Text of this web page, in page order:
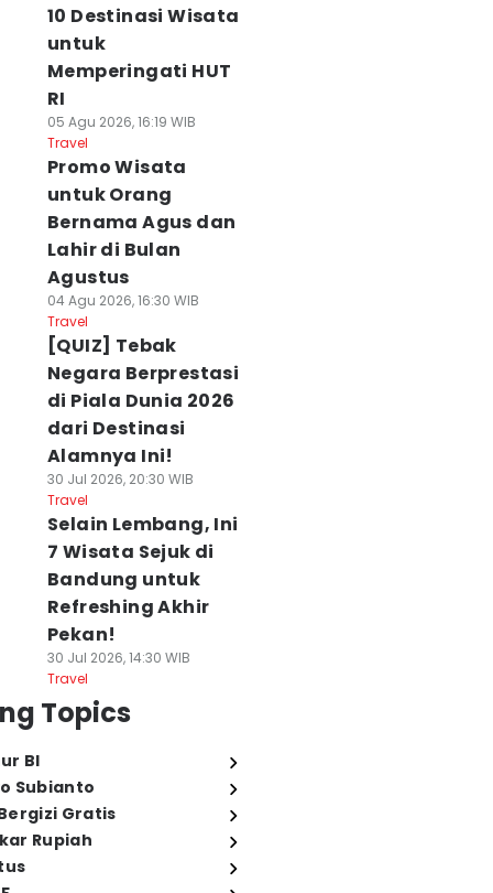
10 Destinasi Wisata
untuk
Memperingati HUT
RI
05 Agu 2026, 16:19 WIB
Travel
Promo Wisata
untuk Orang
Bernama Agus dan
Lahir di Bulan
Agustus
04 Agu 2026, 16:30 WIB
Travel
[QUIZ] Tebak
Negara Berprestasi
di Piala Dunia 2026
dari Destinasi
Alamnya Ini!
30 Jul 2026, 20:30 WIB
Travel
Selain Lembang, Ini
7 Wisata Sejuk di
Bandung untuk
Refreshing Akhir
Pekan!
30 Jul 2026, 14:30 WIB
Travel
Topics
BI
Subianto
Gratis
Rupiah